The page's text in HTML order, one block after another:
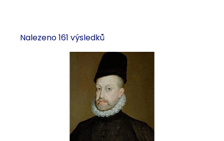
Nalezeno 161 výsledků